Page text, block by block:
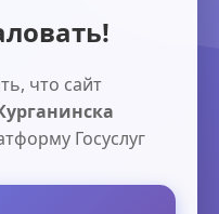
что сайт
Госуслуг